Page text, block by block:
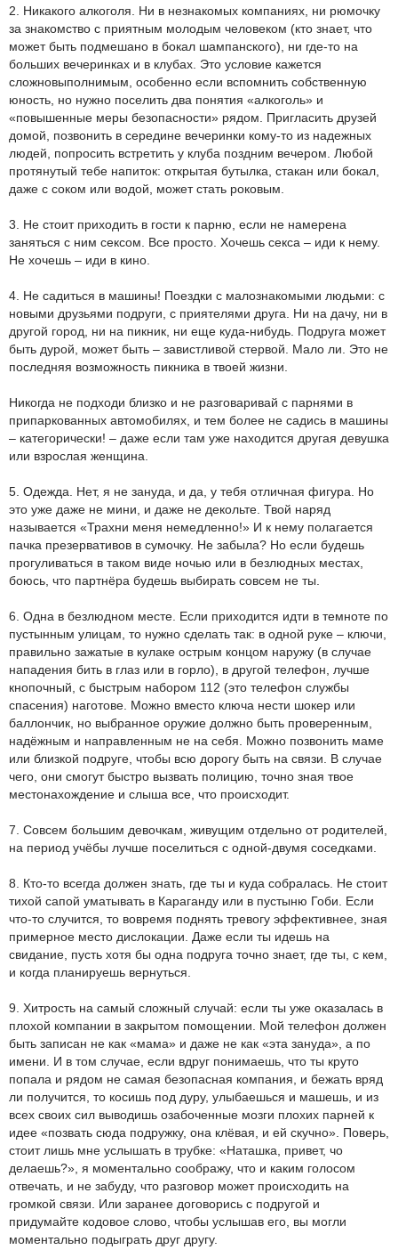
2. Никакого алкоголя. Ни в незнакомых компаниях, ни рюмочку
за знакомство с приятным молодым человеком (кто знает, что
может быть подмешано в бокал шампанского), ни где-то на
больших вечеринках и в клубах. Это условие кажется
сложновыполнимым, особенно если вспомнить собственную
юность, но нужно поселить два понятия «алкоголь» и
«повышенные меры безопасности» рядом. Пригласить друзей
домой, позвонить в середине вечеринки кому-то из надежных
людей, попросить встретить у клуба поздним вечером. Любой
протянутый тебе напиток: открытая бутылка, стакан или бокал,
даже с соком или водой, может стать роковым.
3. Не стоит приходить в гости к парню, если не намерена
заняться с ним сексом. Все просто. Хочешь секса – иди к нему.
Не хочешь – иди в кино.
4. Не садиться в машины! Поездки с малознакомыми людьми: с
новыми друзьями подруги, с приятелями друга. Ни на дачу, ни в
другой город, ни на пикник, ни еще куда-нибудь. Подруга может
быть дурой, может быть – завистливой стервой. Мало ли. Это не
последняя возможность пикника в твоей жизни.
Никогда не подходи близко и не разговаривай с парнями в
припаркованных автомобилях, и тем более не садись в машины
– категорически! – даже если там уже находится другая девушка
или взрослая женщина.
5. Одежда. Нет, я не зануда, и да, у тебя отличная фигура. Но
это уже даже не мини, и даже не декольте. Твой наряд
называется «Трахни меня немедленно!» И к нему полагается
пачка презервативов в сумочку. Не забыла? Но если будешь
прогуливаться в таком виде ночью или в безлюдных местах,
боюсь, что партнёра будешь выбирать совсем не ты.
6. Одна в безлюдном месте. Если приходится идти в темноте по
пустынным улицам, то нужно сделать так: в одной руке – ключи,
правильно зажатые в кулаке острым концом наружу (в случае
нападения бить в глаз или в горло), в другой телефон, лучше
кнопочный, с быстрым набором 112 (это телефон службы
спасения) наготове. Можно вместо ключа нести шокер или
баллончик, но выбранное оружие должно быть проверенным,
надёжным и направленным не на себя. Можно позвонить маме
или близкой подруге, чтобы всю дорогу быть на связи. В случае
чего, они смогут быстро вызвать полицию, точно зная твое
местонахождение и слыша все, что происходит.
7. Совсем большим девочкам, живущим отдельно от родителей,
на период учёбы лучше поселиться с одной-двумя соседками.
8. Кто-то всегда должен знать, где ты и куда собралась. Не стоит
тихой сапой уматывать в Караганду или в пустыню Гоби. Если
что-то случится, то вовремя поднять тревогу эффективнее, зная
примерное место дислокации. Даже если ты идешь на
свидание, пусть хотя бы одна подруга точно знает, где ты, с кем,
и когда планируешь вернуться.
9. Хитрость на самый сложный случай: если ты уже оказалась в
плохой компании в закрытом помощении. Мой телефон должен
быть записан не как «мама» и даже не как «эта зануда», а по
имени. И в том случае, если вдруг понимаешь, что ты круто
попала и рядом не самая безопасная компания, и бежать вряд
ли получится, то косишь под дуру, улыбаешься и машешь, и из
всех своих сил выводишь озабоченные мозги плохих парней к
идее «позвать сюда подружку, она клёвая, и ей скучно». Поверь,
стоит лишь мне услышать в трубке: «Наташка, привет, чо
делаешь?», я моментально соображу, что и каким голосом
отвечать, и не забуду, что разговор может происходить на
громкой связи. Или заранее договорись с подругой и
придумайте кодовое слово, чтобы услышав его, вы могли
моментально подыграть друг другу.